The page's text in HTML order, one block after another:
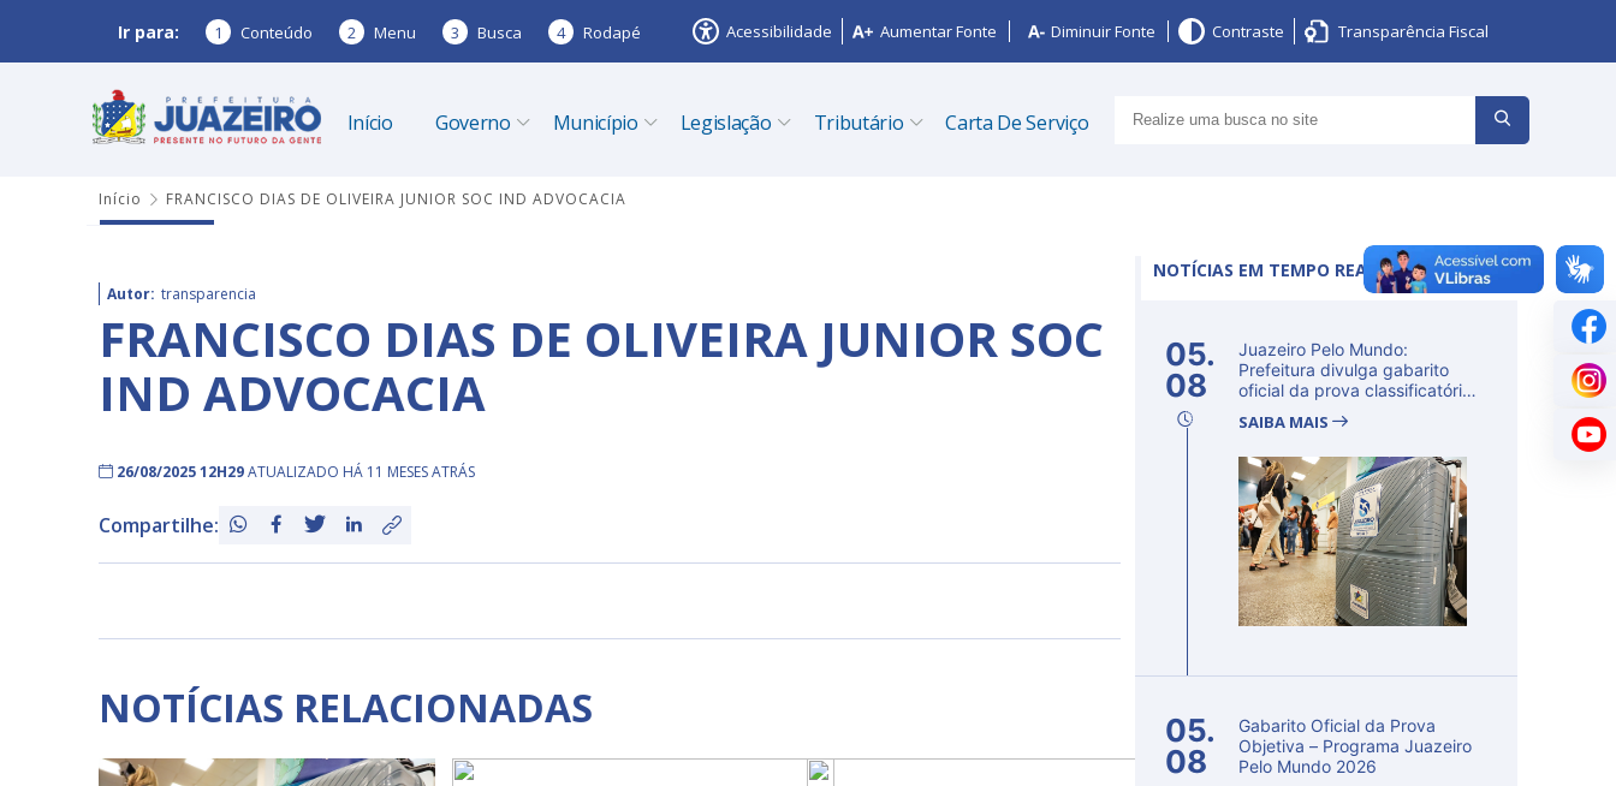
Ir para: 1 Conteúdo 2 Menu 3 Busca 4 Rodapé Acessibilidade Aumentar Fonte Diminuir Fonte Contraste Transparência Fiscal
Início Governo Município Legislação Tributário Carta De Serviço
Início FRANCISCO DIAS DE OLIVEIRA JUNIOR SOC IND ADVOCACIA
Autor: transparencia
FRANCISCO DIAS DE OLIVEIRA JUNIOR SOC
IND ADVOCACIA
26/08/2025 12H29ATUALIZADO HÁ 11 MESES ATRÁS
Compartilhe:
NOTÍCIAS RELACIONADAS
NOTÍCIAS EM TEMPO REAL
05.
08
Juazeiro Pelo Mundo:
Prefeitura divulga gabarito
oficial da prova classificatória
SAIBA MAIS
05.
08
Gabarito Oficial da Prova
Objetiva – Programa Juazeiro
Pelo Mundo 2026